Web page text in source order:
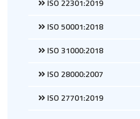
ISO 22301:2019
ISO 50001:2018
ISO 31000:2018
ISO 28000:2007
ISO 27701:2019